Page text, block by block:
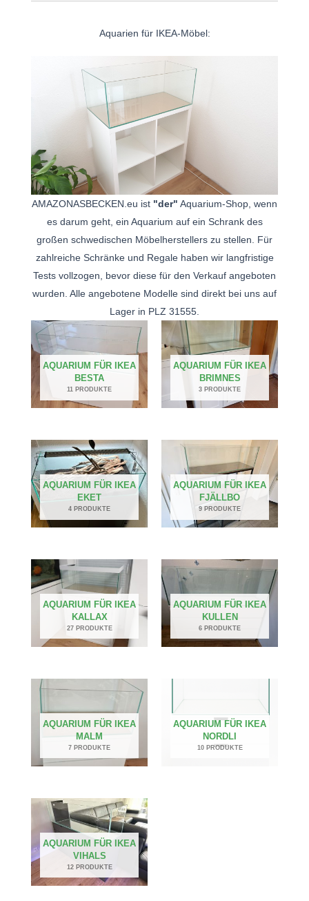
Aquarien für IKEA-Möbel:
AMAZONASBECKEN.eu ist "der" Aquarium-Shop, wenn
es darum geht, ein Aquarium auf ein Schrank des
großen schwedischen Möbelherstellers zu stellen. Für
zahlreiche Schränke und Regale haben wir langfristige
Tests vollzogen, bevor diese für den Verkauf angeboten
wurden. Alle angebotene Modelle sind direkt bei uns auf
Lager in PLZ 31555.
AQUARIUM FÜR IKEA
BESTA
11 PRODUKTE
AQUARIUM FÜR IKEA
BRIMNES
3 PRODUKTE
AQUARIUM FÜR IKEA
EKET
4 PRODUKTE
AQUARIUM FÜR IKEA
FJÄLLBO
9 PRODUKTE
AQUARIUM FÜR IKEA
KALLAX
27 PRODUKTE
AQUARIUM FÜR IKEA
KULLEN
6 PRODUKTE
AQUARIUM FÜR IKEA
MALM
7 PRODUKTE
AQUARIUM FÜR IKEA
NORDLI
10 PRODUKTE
AQUARIUM FÜR IKEA
VIHALS
12 PRODUKTE